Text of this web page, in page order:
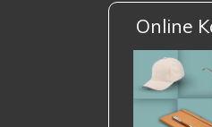
Online